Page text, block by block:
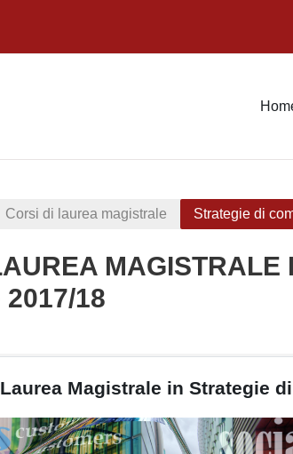
Corsi di laurea magistrale Strategie di
MAGISTRALE
18
sezione
Magistrale in Strategie